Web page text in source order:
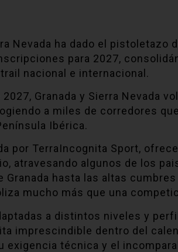
Nevada ha dado el
para 2027,
nacional e internacional.
2027, Granada y Sierra Nevada
a miles de corredores
Ibérica.
por TerraIncognita Sport,
atravesando algunos de los
hasta las altas
mucho más que una
a distintos niveles y
imprescindible dentro del
exigencia técnica y el